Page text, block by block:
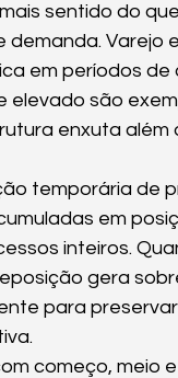
sentido do
Varejo
em períodos
são
enxuta
temporária de
em
inteiros.
gera
para
começo, meio